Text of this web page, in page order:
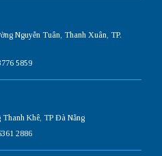
Nguyễn Tuân, Thanh Xuân, TP.
5859
Thanh Khê, TP Đà Nẵng
2886